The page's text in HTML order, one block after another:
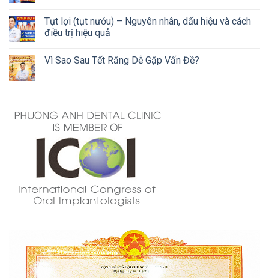
Tụt lợi (tụt nướu) – Nguyên nhân, dấu hiệu và cách
điều trị hiệu quả
Vì Sao Sau Tết Răng Dễ Gặp Vấn Đề?